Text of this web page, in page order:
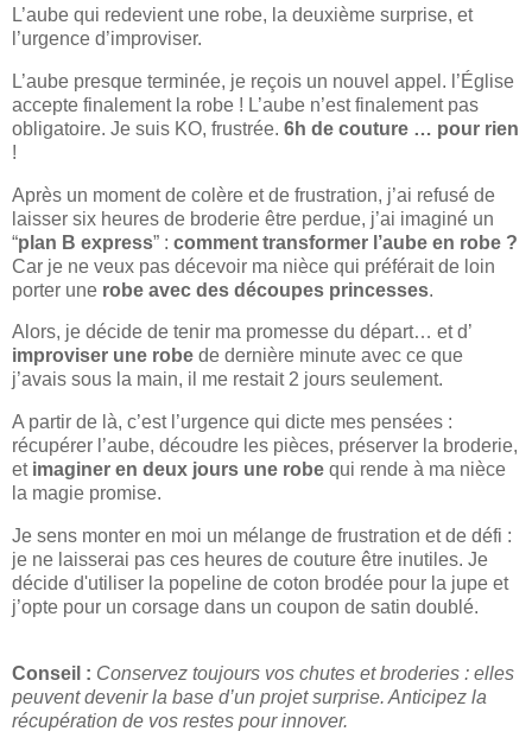
L’aube qui redevient une robe, la deuxième surprise, et
l’urgence d’improviser.
L’aube presque terminée, je reçois un nouvel appel. l’Église
accepte finalement la robe ! L’aube n’est finalement pas
obligatoire. Je suis KO, frustrée. 6h de couture … pour rien
!
Après un moment de colère et de frustration, j’ai refusé de
laisser six heures de broderie être perdue, j’ai imaginé un
“plan B express” : comment transformer l’aube en robe ?
Car je ne veux pas décevoir ma nièce qui préférait de loin
porter une robe avec des découpes princesses.
Alors, je décide de tenir ma promesse du départ… et d’
improviser une robe de dernière minute avec ce que
j’avais sous la main, il me restait 2 jours seulement.
A partir de là, c’est l’urgence qui dicte mes pensées :
récupérer l’aube, découdre les pièces, préserver la broderie,
et imaginer en deux jours une robe qui rende à ma nièce
la magie promise.
Je sens monter en moi un mélange de frustration et de défi :
je ne laisserai pas ces heures de couture être inutiles. Je
décide d'utiliser la popeline de coton brodée pour la jupe et
j’opte pour un corsage dans un coupon de satin doublé.
Conseil : Conservez toujours vos chutes et broderies : elles
peuvent devenir la base d’un projet surprise. Anticipez la
récupération de vos restes pour innover.